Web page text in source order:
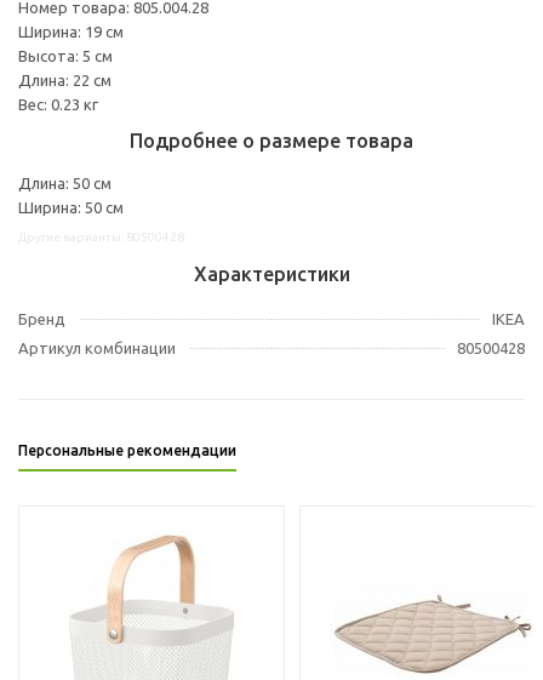
Номер товара: 805.004.28
Ширина: 19 см
Высота: 5 см
Длина: 22 см
Вес: 0.23 кг
Подробнее о размере товара
Длина: 50 см
Ширина: 50 см
Характеристики
Бренд
IKEA
Артикул комбинации
80500428
Персональные рекомендации